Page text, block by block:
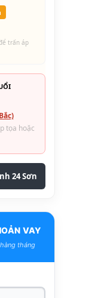
trấn áp
tọa hoặc
24 Sơn
VAY
tháng